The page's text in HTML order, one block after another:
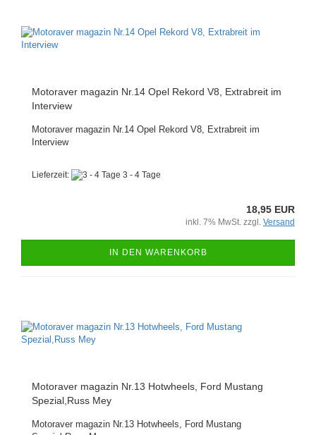
Motoraver magazin Nr.14 Opel Rekord V8, Extrabreit im
Interview
Motoraver magazin Nr.14 Opel Rekord V8, Extrabreit im
Interview
Lieferzeit: 3 - 4 Tage
18,95 EUR
inkl. 7% MwSt. zzgl. Versand
IN DEN WARENKORB
Motoraver magazin Nr.13 Hotwheels, Ford Mustang
Spezial,Russ Mey
Motoraver magazin Nr.13 Hotwheels, Ford Mustang